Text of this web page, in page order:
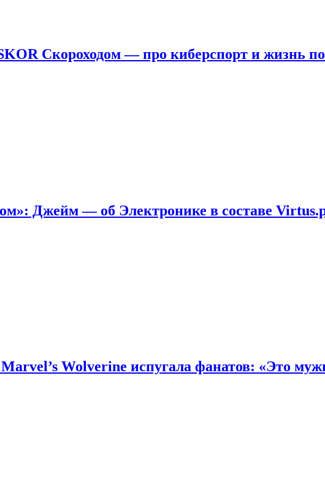
Скороходом — про киберспорт и жизнь
Джейм — об Электронике в составе
Wolverine испугала фанатов: «Это